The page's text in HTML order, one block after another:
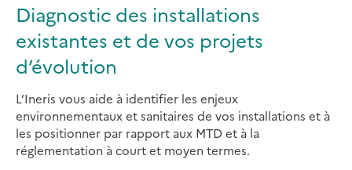
Diagnostic des installations
existantes et de vos projets
d’évolution
L’Ineris vous aide à identifier les enjeux
environnementaux et sanitaires de vos installations et à
les positionner par rapport aux MTD et à la
réglementation à court et moyen termes.